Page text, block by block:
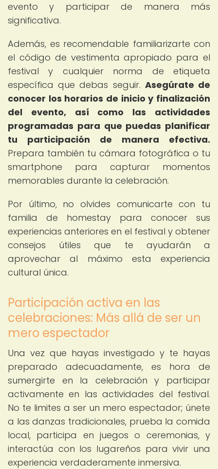
evento y participar de manera más
significativa.
Además, es recomendable familiarizarte con
el código de vestimenta apropiado para el
festival y cualquier norma de etiqueta
específica que debas seguir. Asegúrate de
conocer los horarios de inicio y finalización
del evento, así como las actividades
programadas para que puedas planificar
tu participación de manera efectiva.
Prepara también tu cámara fotográfica o tu
smartphone para capturar momentos
memorables durante la celebración.
Por último, no olvides comunicarte con tu
familia de homestay para conocer sus
experiencias anteriores en el festival y obtener
consejos útiles que te ayudarán a
aprovechar al máximo esta experiencia
cultural única.
Participación activa en las
celebraciones: Más allá de ser un
mero espectador
Una vez que hayas investigado y te hayas
preparado adecuadamente, es hora de
sumergirte en la celebración y participar
activamente en las actividades del festival.
No te limites a ser un mero espectador; únete
a las danzas tradicionales, prueba la comida
local, participa en juegos o ceremonias, y
interactúa con los lugareños para vivir una
experiencia verdaderamente inmersiva.